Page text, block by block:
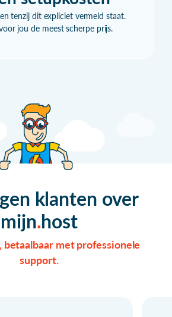
tenzij dit expliciet vermeld staat.
jou de meest scherpe prijs.
klanten over
mijn host
betaalbaar met professionele
support.